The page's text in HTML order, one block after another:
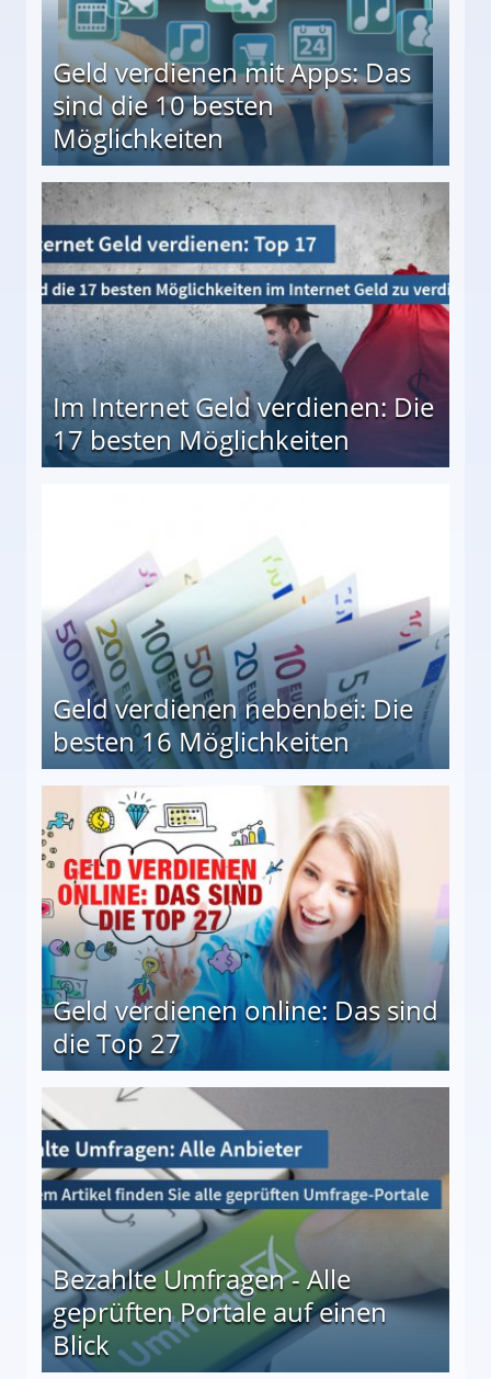
Geld verdienen mit Apps: Das
sind die 10 besten
Möglichkeiten
besten Möglichkeiten
Im Internet Geld verdienen: Die
17 besten Möglichkeiten
Geld verdienen nebenbei: Die
besten 16 Möglichkeiten
Geld verdienen online: Das sind
die Top 27
Bezahlte Umfragen - Alle
geprüften Portale auf einen
Blick